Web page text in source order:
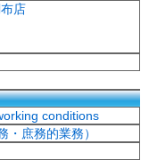
店
conditions
庶務的業務）